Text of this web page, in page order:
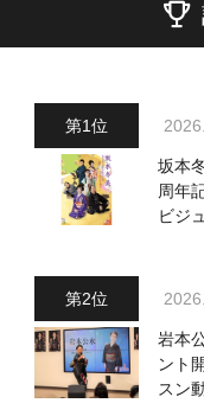
坂本
周年
ビジ
岩本
ント
スン